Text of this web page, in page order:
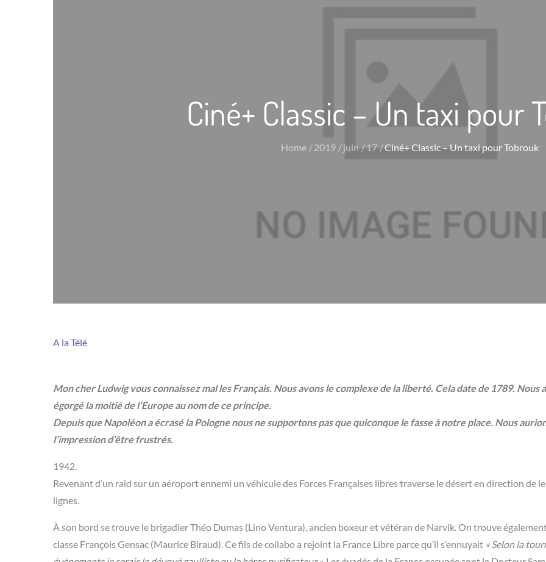
Ciné+ Classic – Un taxi pour
Home 2019 juin 17 Ciné+ Classic – Un taxi pour Tobrouk
A la Télé
Mon cher Ludwig vous connaissez mal les Français. Nous avons le complexe de la liberté. Cela date de 1789. Nous
égorgé la moitié de l’Europe au nom de ce principe.
Depuis que Napoléon a écrasé la Pologne nous ne supportons pas que quiconque le fasse à notre place. Nous
l’impression d’être frustrés.
1942.
Revenant d’un raid sur un aéroport ennemi un véhicule des Forces Françaises libres traverse le désert en direction de
lignes.
À son bord se trouve le brigadier Théo Dumas (Lino Ventura), ancien boxeur et vétéran de Narvik. On trouve
classe François Gensac (Maurice Biraud). Ce fils de collabo a rejoint la France Libre parce qu’il s’ennuyait « Selon la